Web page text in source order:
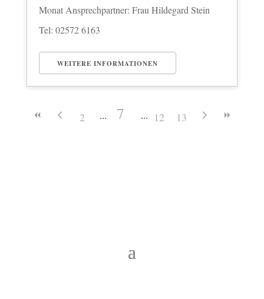
Monat Ansprechpartner: Frau Hildegard Stein
Tel: 02572 6163
WEITERE INFORMATIONEN
2 7 12 13